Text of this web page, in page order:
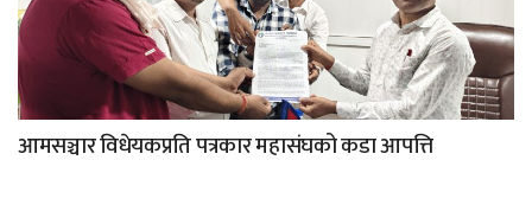
आमसञ्चार विधेयकप्रति पत्रकार महासंघको कडा आपत्ति